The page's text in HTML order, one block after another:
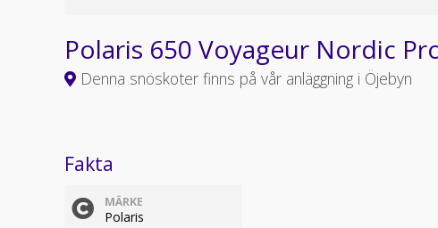
Polaris 650 Voyageur Nordic
Denna snöskoter finns på vår anläggning i Öjebyn
Fakta
MÄRKE
Polaris